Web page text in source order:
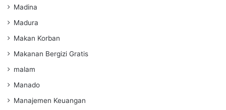
Madina
Madura
Makan Korban
Makanan Bergizi Gratis
malam
Manado
Manajemen Keuangan